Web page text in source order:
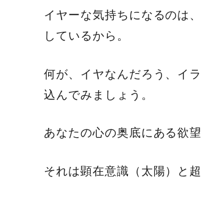
イヤーな気持ちになるのは
しているから。
何が、イヤなんだろう、イ
込んでみましょう。
あなたの心の奥底にある欲
それは顕在意識（太陽）と